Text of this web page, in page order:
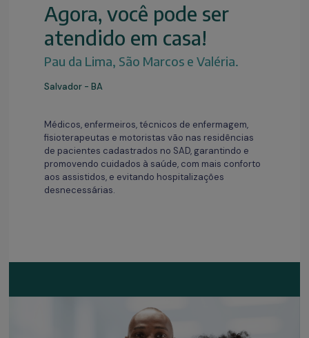
Agora, você pode ser
atendido em casa!
Pau da Lima, São Marcos e Valéria.
Salvador - BA
Médicos, enfermeiros, técnicos de enfermagem,
fisioterapeutas e motoristas vão nas residências
de pacientes cadastrados no SAD, garantindo e
promovendo cuidados à saúde, com mais conforto
aos assistidos, e evitando hospitalizações
desnecessárias.